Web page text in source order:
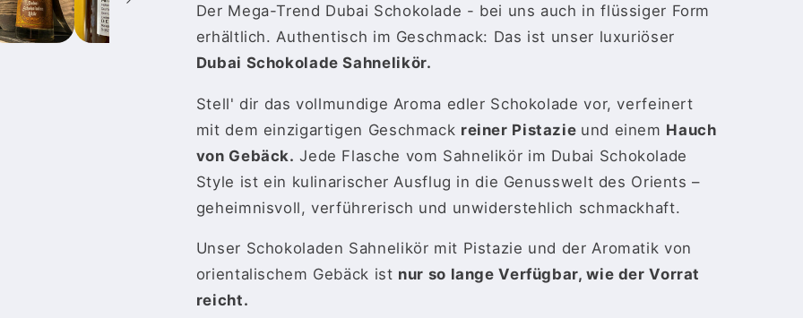
Likör
wie
die
Schokolade
|
15%
Likör
wie
die
Schokolade
|
15%
Der Mega-Trend Dubai Schokolade - bei uns auch in flüssiger Form
erhältlich. Authentisch im Geschmack: Das ist unser luxuriöser
Dubai Schokolade Sahnelikör.
Stell' dir das vollmundige Aroma edler Schokolade vor, verfeinert
mit dem einzigartigen Geschmack reiner Pistazie und einem Hauch
von Gebäck. Jede Flasche vom Sahnelikör im Dubai Schokolade
Style ist ein kulinarischer Ausflug in die Genusswelt des Orients –
geheimnisvoll, verführerisch und unwiderstehlich schmackhaft.
Unser Schokoladen Sahnelikör mit Pistazie und der Aromatik von
orientalischem Gebäck ist nur so lange Verfügbar, wie der Vorrat
reicht.